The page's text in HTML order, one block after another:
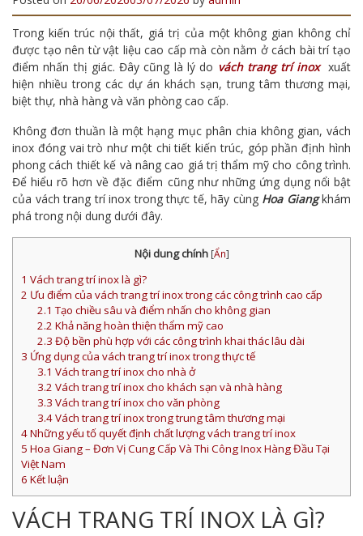
Trong kiến trúc nội thất, giá trị của một không gian không chỉ
được tạo nên từ vật liệu cao cấp mà còn nằm ở cách bài trí tạo
điểm nhấn thị giác. Đây cũng là lý do vách trang trí inoxxuất
hiện nhiều trong các dự án khách sạn, trung tâm thương mại,
biệt thự, nhà hàng và văn phòng cao cấp.
Không đơn thuần là một hạng mục phân chia không gian, vách
inox đóng vai trò như một chi tiết kiến trúc, góp phần định hình
phong cách thiết kế và nâng cao giá trị thẩm mỹ cho công trình.
Để hiểu rõ hơn về đặc điểm cũng như những ứng dụng nổi bật
của vách trang trí inox trong thực tế, hãy cùng Hoa Giangkhám
phá trong nội dung dưới đây.
Nội dung chính [Ẩn]
1 Vách trang trí inox là gì?
2 Ưu điểm của vách trang trí inox trong các công trình cao cấp
2.1 Tạo chiều sâu và điểm nhấn cho không gian
2.2 Khả năng hoàn thiện thẩm mỹ cao
2.3 Độ bền phù hợp với các công trình khai thác lâu dài
3 Ứng dụng của vách trang trí inox trong thực tế
3.1 Vách trang trí inox cho nhà ở
3.2 Vách trang trí inox cho khách sạn và nhà hàng
3.3 Vách trang trí inox cho văn phòng
3.4Vách trang trí inox trong trung tâm thương mại
4Những yếu tố quyết định chất lượng vách trang trí inox
5 Hoa Giang – Đơn Vị Cung Cấp Và Thi Công Inox Hàng Đầu Tại
Việt Nam
6 Kết luận
VÁCH TRANG TRÍ INOX LÀ GÌ?